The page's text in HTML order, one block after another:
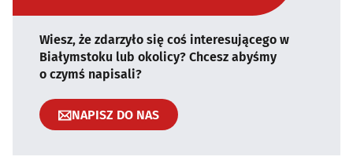
Wiesz, że zdarzyło się coś interesującego w
Białymstoku lub okolicy? Chcesz abyśmy
o czymś napisali?
NAPISZ DO NAS